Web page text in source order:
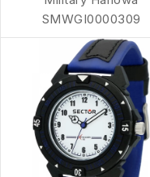
SMWGI0000309